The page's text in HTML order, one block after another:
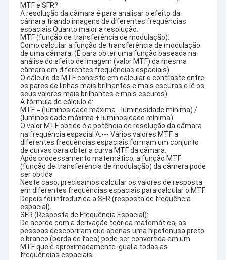
Show de RV
Quem Somos
Fábrica
Controle de Qualidade
Fale Conosco
notícias
Todos os casos
Pedir um orçamento
Módulos da câmera do OEM
Módulo da câmera de USB
Módulo da câmera de MIPI
MTF e SFR?
A resolução da câmara é para analisar o efeito da
câmara tirando imagens de diferentes frequências
espaciais.Quanto maior a resolução.
MTF (função de transferência de modulação):
Como calcular a função de transferência de modulação
de uma câmara: (É para obter uma função baseada na
análise do efeito de imagem (valor MTF) da mesma
câmara em diferentes frequências espaciais)
O cálculo do MTF consiste em calcular o contraste entre
os pares de linhas mais brilhantes e mais escuras.e lê os
seus valores mais brilhantes e mais escuros)
A fórmula de cálculo é:
MTF = (luminosidade máxima - luminosidade mínima) /
(luminosidade máxima + luminosidade mínima)
O valor MTF obtido é a potência de resolução da câmara
na frequência espacial A.--- Vários valores MTF a
diferentes frequências espaciais formam um conjunto
de curvas para obter a curva MTF da câmara.
Após processamento matemático, a função MTF
(função de transferência de modulação) da câmera pode
ser obtida
Neste caso, precisamos calcular os valores de resposta
em diferentes frequências espaciais para calcular o MTF.
Depois foi introduzida a SFR (resposta de frequência
espacial).
SFR (Resposta de Frequência Espacial):
De acordo com a derivação teórica matemática, as
pessoas descobriram que apenas uma hipotenusa preto
e branco (borda de faca) pode ser convertida em um
MTF que é aproximadamente igual a todas as
frequências espaciais.
competitivo e a melhor qualidade.
Presentemente, nossos produtos envolvem no módulo do
módulo da câmera de USB, da câmera de MIPI, na câmera de
DVP módulo, módulo da câmera do telefone celular, módulo da
câmera do caderno, câmara de segurança, câmera do carro e
produtos espertos da câmera da pedra de afiar em muitas áreas
diferentes como VR, AR, 3D, AI, o dispositivo wearable, os
auriculares, a robóticados vidros, o IoT, industrial, agrotechny
médicos, biométrica, imagem latente, visão por computador,
visão de computador, segurança, etc. Todo o produto relativo
com módulo da câmera,nós podemos encontrar a melhor
solução para você.